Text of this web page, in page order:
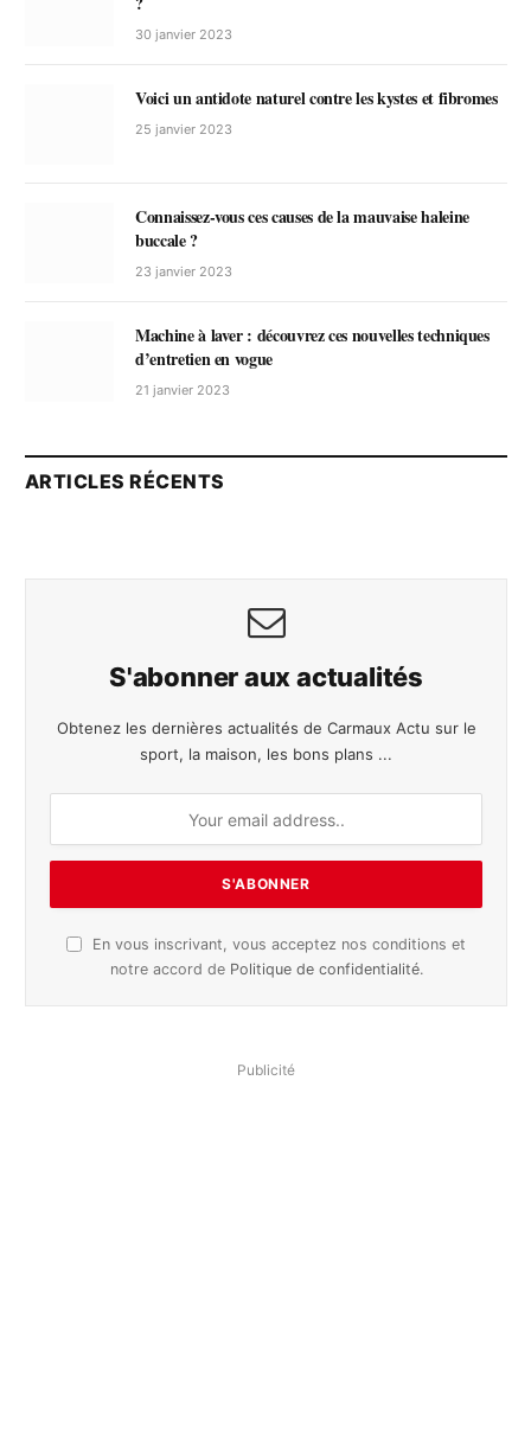
30 janvier 2023
Voici un antidote naturel contre les kystes et fibromes
25 janvier 2023
Connaissez-vous ces causes de la mauvaise haleine
buccale ?
23 janvier 2023
Machine à laver : découvrez ces nouvelles techniques
d’entretien en vogue
21 janvier 2023
ARTICLES RÉCENTS
S'abonner aux actualités
Obtenez les dernières actualités de Carmaux Actu sur le
sport, la maison, les bons plans ...
En vous inscrivant, vous acceptez nos conditions et
notre accord de Politique de confidentialité.
Publicité